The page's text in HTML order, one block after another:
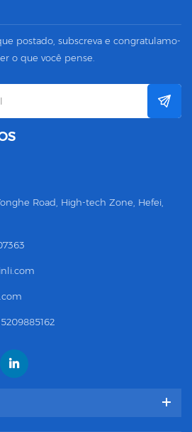
postado, subscreva e congratulamo-
o que você pense.
Road, High-tech Zone, Hefei,